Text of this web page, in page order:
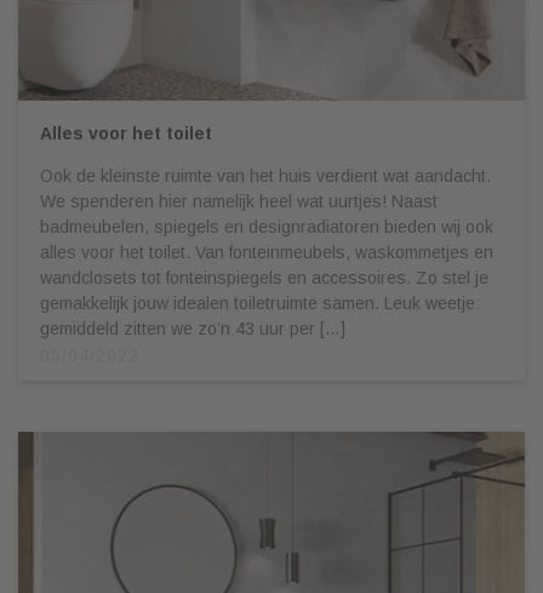
Alles voor het toilet
Ook de kleinste ruimte van het huis verdient wat aandacht.
We spenderen hier namelijk heel wat uurtjes! Naast
badmeubelen, spiegels en designradiatoren bieden wij ook
alles voor het toilet. Van fonteinmeubels, waskommetjes en
wandclosets tot fonteinspiegels en accessoires. Zo stel je
gemakkelijk jouw idealen toiletruimte samen. Leuk weetje:
gemiddeld zitten we zo’n 43 uur per […]